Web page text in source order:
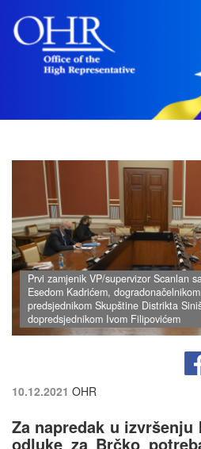
Prvi zamjenik VP/supervizor Scanlan
Esedom Kadrićem,
predsjednikom Skupštine Distrikta
dopredsjednikom Ivom Filipovićem
10.12.2021 OHR
Za napredak u izvršenju
odluke za Brčko